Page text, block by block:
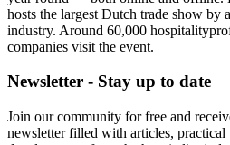
hosts the largest Dutch trade show by
industry. Around 60,000
companies visit the event.
Newsletter - Stay up to date
Join our community for free and
newsletter filled with articles, practical